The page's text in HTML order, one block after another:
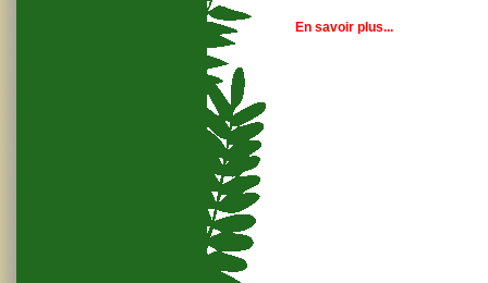
En savoir plus...